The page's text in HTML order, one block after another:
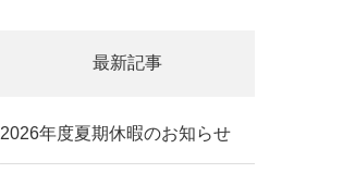
最新記事
2026年度夏期休暇のお知らせ